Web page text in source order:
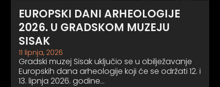
EUROPSKI DANI ARHEOLOGIJE
2026. U GRADSKOM MUZEJU
SISAK
11 lipnja, 2026
Gradski muzej Sisak uključio se u obilježavanje
Europskih dana arheologije koji će se održati 12. i
13. lipnja 2026. godine…